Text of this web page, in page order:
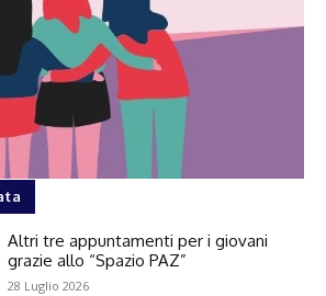
Altri tre appuntamenti per i giovani
grazie allo “Spazio PAZ”
28 Luglio 2026